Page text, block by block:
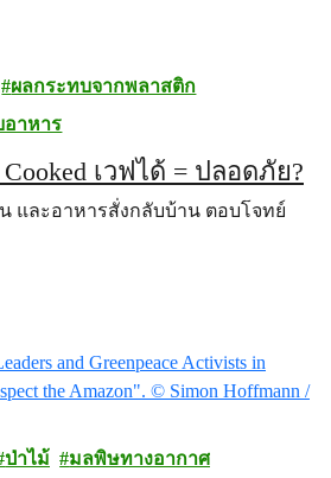
ผลกระทบจากพลาสติก
อาหาร
เวฟได้ = ปลอดภัย?
และอาหารสั่งกลับบ้าน ตอบโจทย์
ป่าไม้
มลพิษทางอากาศ